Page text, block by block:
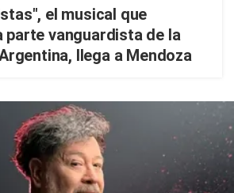
el musical que
parte vanguardista de la
llega a Mendoza